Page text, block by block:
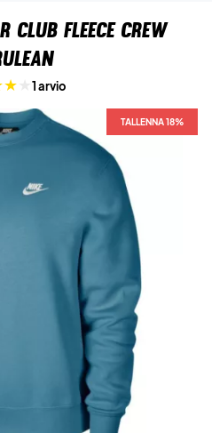
Club Fleece Crew
1 arvio
TALLENNA 18%
TALLENNA 18%